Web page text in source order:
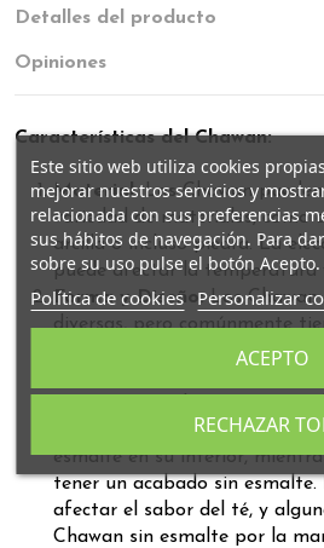
Detalles del producto
Opiniones
Características del Chawan:
Material:Los Chawan
variedad de materiales, como
arcilla o incluso piedra. La
puede afectar la temperatura
Forma y Diseño:Los Chawan
diversas, pero comúnmente
y profunda para facilitar la
Esmalte o Sin Esmalte:
esmalte en su interior,
tener un acabado sin esmalte.
afectar el sabor del té, y
Chawan sin esmalte por la
Este sitio web utiliza cookies
mejorar nuestros servicios y
relacionada con sus preferencias
sus hábitos de navegación. Para
sobre su uso pulse el botón Acepto.
Política de cookies Personalizar
RECHAZAR
ACEPTO